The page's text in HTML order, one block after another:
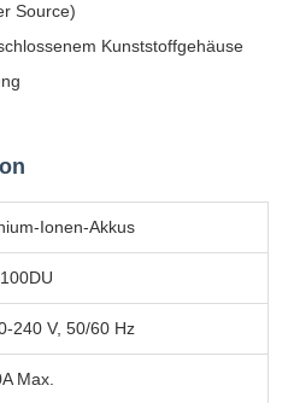
Source)
Kunststoffgehäuse
Ionen-Akkus
240 V, 50/60 Hz
Max.